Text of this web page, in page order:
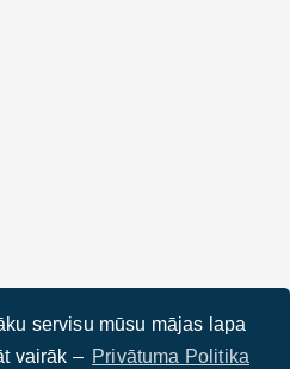
servisu mūsu mājas lapa
vairāk – Privātuma Politika